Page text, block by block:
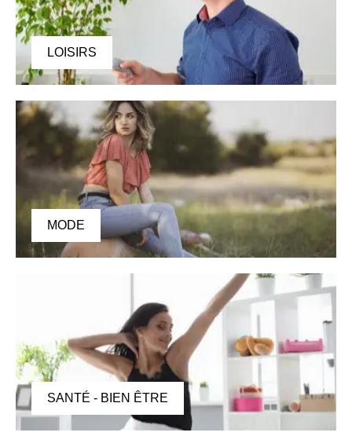
LOISIRS
MODE
SANTÉ - BIEN ÊTRE